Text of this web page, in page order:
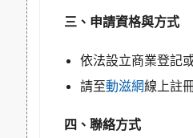
三、申請資格與方式
依法設立商業登記
請至動滋網線上註
四、聯絡方式